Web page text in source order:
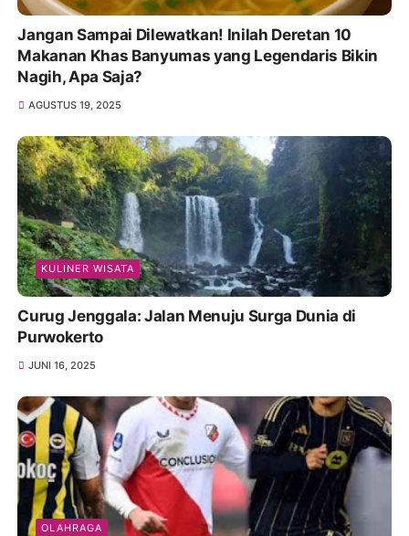
Jangan Sampai Dilewatkan! Inilah Deretan 10
Makanan Khas Banyumas yang Legendaris Bikin
Nagih, Apa Saja?
AGUSTUS 19, 2025
KULINER WISATA
Curug Jenggala: Jalan Menuju Surga Dunia di
Purwokerto
JUNI 16, 2025
OLAHRAGA